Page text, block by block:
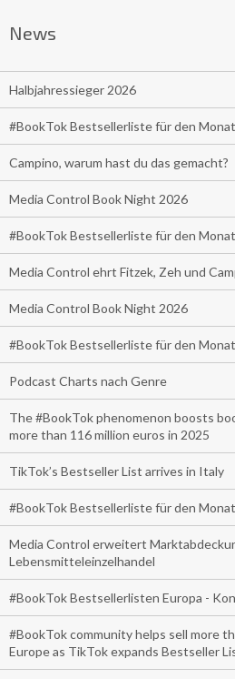
News
Halbjahressieger 2026
#BookTok Bestsellerliste für den
Campino, warum hast du das gemacht?
Media Control Book Night 2026
#BookTok Bestsellerliste für den
Media Control ehrt Fitzek, Zeh und
Media Control Book Night 2026
#BookTok Bestsellerliste für den
Podcast Charts nach Genre
The #BookTok phenomenon boosts
more than 116 million euros in 2025
TikTok’s Bestseller List arrives in Italy
#BookTok Bestsellerliste für den
Media Control erweitert
Lebensmitteleinzelhandel
#BookTok Bestsellerlisten Europa -
#BookTok community helps sell more
Europe as TikTok expands Bestseller